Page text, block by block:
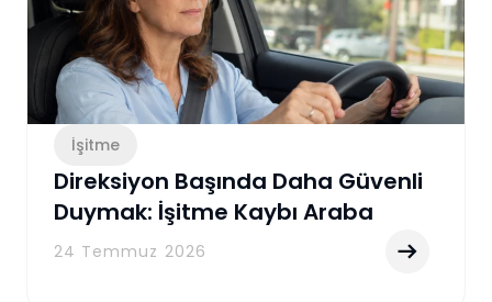
İşitme
Direksiyon Başında Daha Güvenli
Duymak: İşitme Kaybı Araba
Kullanırken Nelere Yol Açabilir?
24 Temmuz 2026